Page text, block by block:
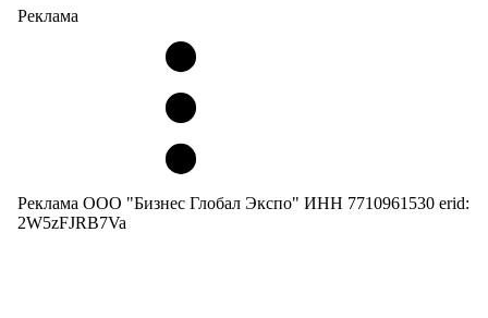
Реклама
Реклама ООО "Бизнес Глобал Экспо" ИНН 7710961530 erid:
2W5zFJRB7Va